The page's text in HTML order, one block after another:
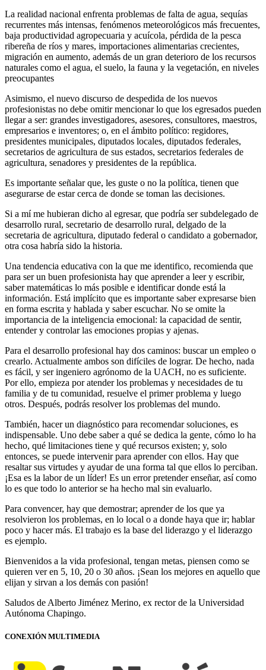
La realidad nacional enfrenta problemas de falta de agua, sequías
recurrentes más intensas, fenómenos meteorológicos más frecuentes,
baja productividad agropecuaria y acuícola, pérdida de la pesca
ribereña de ríos y mares, importaciones alimentarias crecientes,
migración en aumento, además de un gran deterioro de los recursos
naturales como el agua, el suelo, la fauna y la vegetación, en niveles
preocupantes
Asimismo, el nuevo discurso de despedida de los nuevos
profesionistas no debe omitir mencionar lo que los egresados pueden
llegar a ser: grandes investigadores, asesores, consultores, maestros,
empresarios e inventores; o, en el ámbito político: regidores,
presidentes municipales, diputados locales, diputados federales,
secretarios de agricultura de sus estados, secretarios federales de
agricultura, senadores y presidentes de la república.
Es importante señalar que, les guste o no la política, tienen que
asegurarse de estar cerca de donde se toman las decisiones.
Si a mí me hubieran dicho al egresar, que podría ser subdelegado de
desarrollo rural, secretario de desarrollo rural, delgado de la
secretaria de agricultura, diputado federal o candidato a gobernador,
otra cosa habría sido la historia.
Una tendencia educativa con la que me identifico, recomienda que
para ser un buen profesionista hay que aprender a leer y escribir,
saber matemáticas lo más posible e identificar donde está la
información. Está implícito que es importante saber expresarse bien
en forma escrita y hablada y saber escuchar. No se omite la
importancia de la inteligencia emocional: la capacidad de sentir,
entender y controlar las emociones propias y ajenas.
Para el desarrollo profesional hay dos caminos: buscar un empleo o
crearlo. Actualmente ambos son difíciles de lograr. De hecho, nada
es fácil, y ser ingeniero agrónomo de la UACH, no es suficiente.
Por ello, empieza por atender los problemas y necesidades de tu
familia y de tu comunidad, resuelve el primer problema y luego
otros. Después, podrás resolver los problemas del mundo.
También, hacer un diagnóstico para recomendar soluciones, es
indispensable. Uno debe saber a qué se dedica la gente, cómo lo ha
hecho, qué limitaciones tiene y qué recursos existen; y, solo
entonces, se puede intervenir para aprender con ellos. Hay que
resaltar sus virtudes y ayudar de una forma tal que ellos lo perciban.
¡Esa es la labor de un líder! Es un error pretender enseñar, así como
lo es que todo lo anterior se ha hecho mal sin evaluarlo.
Para convencer, hay que demostrar; aprender de los que ya
resolvieron los problemas, en lo local o a donde haya que ir; hablar
poco y hacer más. El trabajo es la base del liderazgo y el liderazgo
es ejemplo.
Bienvenidos a la vida profesional, tengan metas, piensen como se
quieren ver en 5, 10, 20 o 30 años. ¡Sean los mejores en aquello que
elijan y sirvan a los demás con pasión!
Saludos de Alberto Jiménez Merino, ex rector de la Universidad
Autónoma Chapingo.
CONEXIÓN MULTIMEDIA